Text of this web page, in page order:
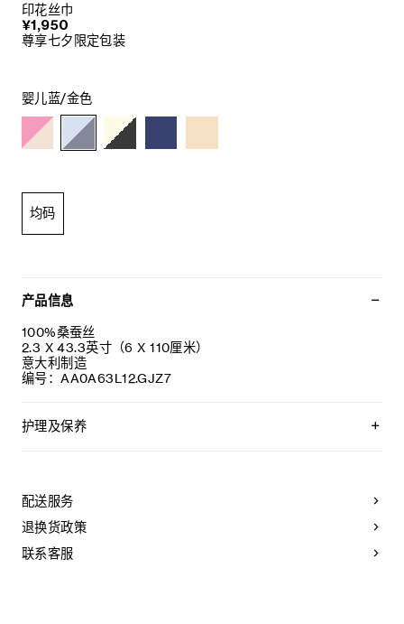
印花丝巾
¥1,950
尊享七夕限定包装
婴儿蓝/金色
均码
产品信息
100%桑蚕丝
2.3 X 43.3英寸（6 X 110厘米）
意大利制造
编号：AA0A63L12.GJZ7
护理及保养
不可熨烫。
本品可用芳香化合物进行轻柔干洗。
不可用水进行专业清洗。
配送服务
退换货政策
联系客服